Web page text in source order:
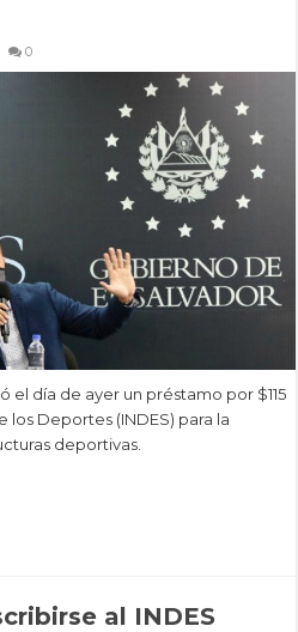
0
el día de ayer un préstamo por $115
los Deportes (INDES) para la
deportivas.
al INDES